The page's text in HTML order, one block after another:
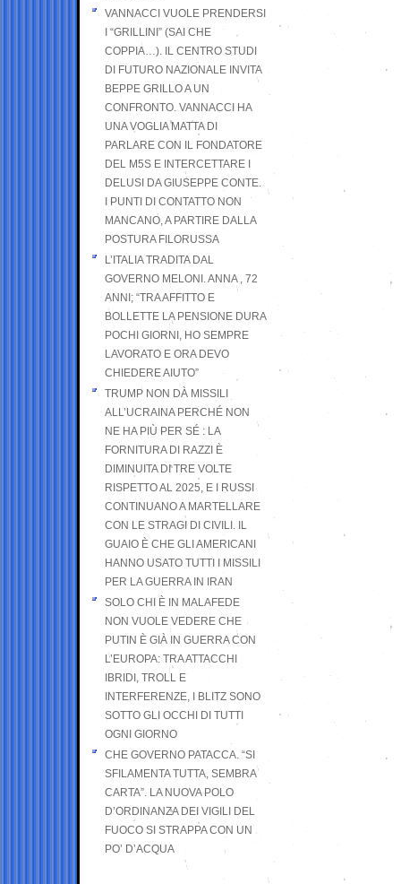
VANNACCI VUOLE PRENDERSI
I “GRILLINI” (SAI CHE
COPPIA…). IL CENTRO STUDI
DI FUTURO NAZIONALE INVITA
BEPPE GRILLO A UN
CONFRONTO. VANNACCI HA
UNA VOGLIA MATTA DI
PARLARE CON IL FONDATORE
DEL M5S E INTERCETTARE I
DELUSI DA GIUSEPPE CONTE.
I PUNTI DI CONTATTO NON
MANCANO, A PARTIRE DALLA
POSTURA FILORUSSA
L’ITALIA TRADITA DAL
GOVERNO MELONI. ANNA , 72
ANNI; “TRA AFFITTO E
BOLLETTE LA PENSIONE DURA
POCHI GIORNI, HO SEMPRE
LAVORATO E ORA DEVO
CHIEDERE AIUTO”
TRUMP NON DÀ MISSILI
ALL’UCRAINA PERCHÉ NON
NE HA PIÙ PER SÉ : LA
FORNITURA DI RAZZI È
DIMINUITA DI TRE VOLTE
RISPETTO AL 2025, E I RUSSI
CONTINUANO A MARTELLARE
CON LE STRAGI DI CIVILI. IL
GUAIO È CHE GLI AMERICANI
HANNO USATO TUTTI I MISSILI
PER LA GUERRA IN IRAN
SOLO CHI È IN MALAFEDE
NON VUOLE VEDERE CHE
PUTIN È GIÀ IN GUERRA CON
L’EUROPA: TRA ATTACCHI
IBRIDI, TROLL E
INTERFERENZE, I BLITZ SONO
SOTTO GLI OCCHI DI TUTTI
OGNI GIORNO
CHE GOVERNO PATACCA. “SI
SFILAMENTA TUTTA, SEMBRA
CARTA”. LA NUOVA POLO
D’ORDINANZA DEI VIGILI DEL
FUOCO SI STRAPPA CON UN
PO’ D’ACQUA